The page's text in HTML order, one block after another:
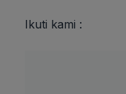
Ikuti kami :